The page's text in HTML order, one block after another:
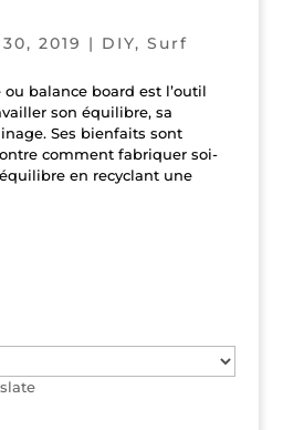
2019 | DIY, Surf
balance board est l’outil
son équilibre, sa
Ses bienfaits sont
comment fabriquer soi-
en recyclant une